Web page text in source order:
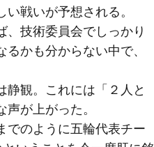
戦いが予想される。
技術委員会でしっかり
かも分からない中で、
観。これには「２人と
が上がった。
でのように五輪代表チー